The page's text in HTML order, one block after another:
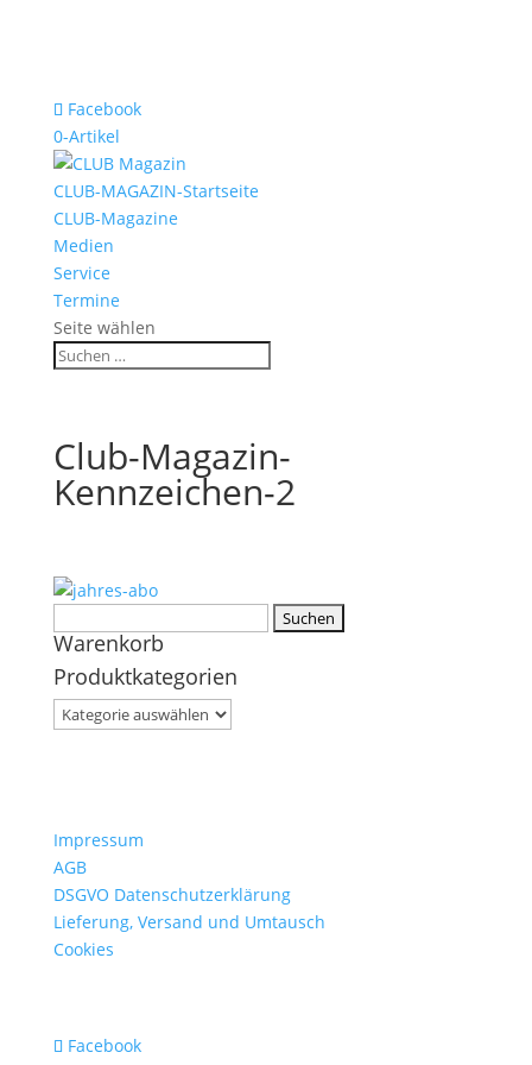
Facebook
0-Artikel
CLUB-MAGAZIN-Startseite
CLUB-Magazine
Medien
Service
Termine
Seite wählen
Club-Magazin-
Kennzeichen-2
nach:
Warenkorb
Produktkategorien
Impressum
AGB
DSGVO Datenschutzerklärung
Lieferung, Versand und Umtausch
Cookies
Facebook